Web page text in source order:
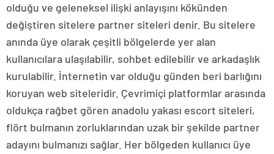
olduğu ve geleneksel ilişki anlayışını kökünden
değiştiren sitelere partner siteleri denir. Bu sitelere
anında üye olarak çeşitli bölgelerde yer alan
kullanıcılara ulaşılabilir, sohbet edilebilir ve arkadaşlık
kurulabilir. İnternetin var olduğu günden beri barlığını
koruyan web siteleridir. Çevrimiçi platformlar arasında
oldukça rağbet gören anadolu yakası escort siteleri,
flört bulmanın zorluklarından uzak bir şekilde partner
adayını bulmanızı sağlar. Her bölgeden kullanıcı üye